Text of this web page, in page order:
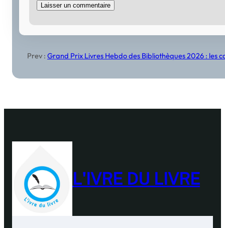
Prev :Grand Prix Livres Hebdo des Bibliothèques 2026 : les
L'IVRE DU LIVRE